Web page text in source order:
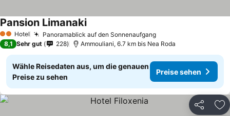
2 Sterne
Hotel Panoramablick auf den Sonnenaufgang
Pansion Limanaki
8,1 Sehr gut 228 Ammouliani, 6.7 km bis Nea Roda
Wähle Reisedaten aus, um die genauen
Preise zu sehen
Preise sehen
Teilen